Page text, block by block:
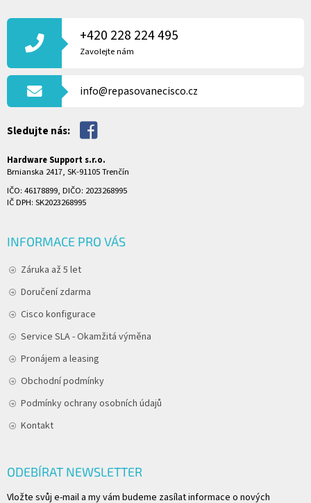
Á
T
+420 228 224 495
Zavolejte nám
info@repasovanecisco.cz
Sledujte nás:
Hardware Support s.r.o.
Brnianska 2417, SK-91105 Trenčín
IČO: 46178899, DIČO: 2023268995
IČ DPH: SK2023268995
INFORMACE PRO VÁS
Záruka až 5 let
Doručení zdarma
Cisco konfigurace
Service SLA - Okamžitá výměna
Pronájem a leasing
Obchodní podmínky
Podmínky ochrany osobních údajů
Kontakt
ODEBÍRAT NEWSLETTER
Vložte svůj e-mail a my vám budeme zasílat informace o nových